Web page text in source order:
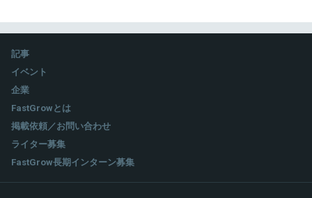
任。
2010年 5月、株式会社カカクコムへ入社。フォートラベル株式
関連情報をみる
記事
イベント
企業
FastGrowとは
掲載依頼／お問い合わせ
ライター募集
FastGrow長期インターン募集